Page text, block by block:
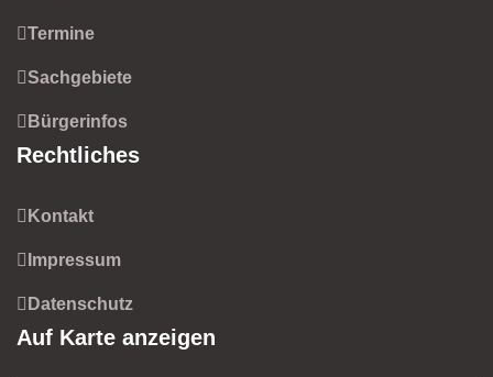
Termine
Sachgebiete
Bürgerinfos
Rechtliches
Kontakt
Impressum
Datenschutz
Auf Karte anzeigen